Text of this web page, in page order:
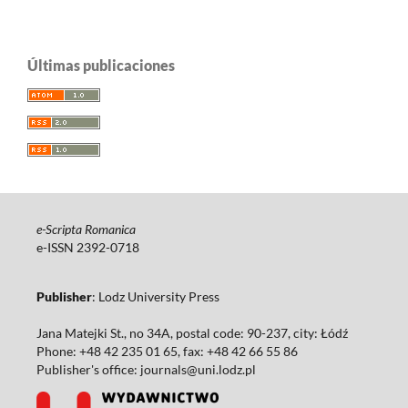
Últimas publicaciones
e-Scripta Romanica
e-ISSN 2392-0718
Publisher: Lodz University Press
Jana Matejki St., no 34A, postal code: 90-237, city: Łódź
Phone: +48 42 235 01 65, fax: +48 42 66 55 86
Publisher's office: journals@uni.lodz.pl